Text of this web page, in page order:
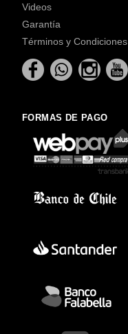
Videos
Garantía
Términos y Condiciones
FORMAS DE PAGO